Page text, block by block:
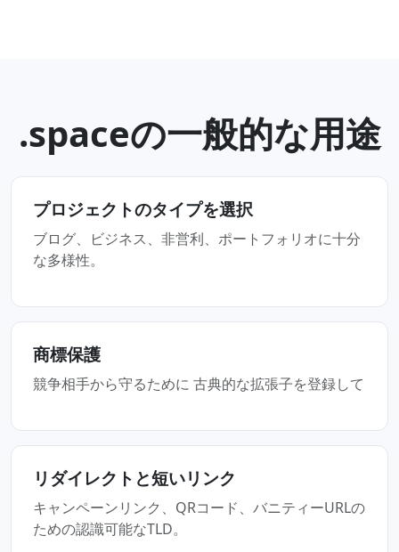
.spaceの一般的な用途
プロジェクトのタイプを選択
ブログ、ビジネス、非営利、ポートフォリオに十分
な多様性。
商標保護
競争相手から守るために 古典的な拡張子を登録して
リダイレクトと短いリンク
キャンペーンリンク、QRコード、バニティーURLの
ための認識可能なTLD。